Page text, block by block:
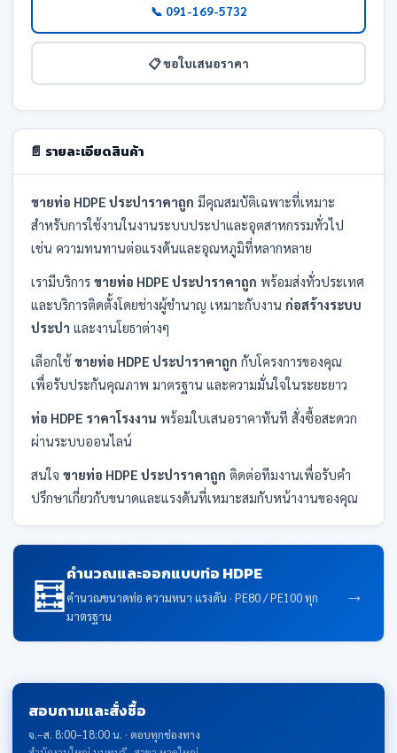
📞 091-169-5732
📋 ขอใบเสนอราคา
📄 รายละเอียดสินค้า
ขายท่อ HDPE ประปาราคาถูก มีคุณสมบัติเฉพาะที่เหมาะ
สำหรับการใช้งานในงานระบบประปาและอุตสาหกรรมทั่วไป
เช่น ความทนทานต่อแรงดันและอุณหภูมิที่หลากหลาย
เรามีบริการ ขายท่อ HDPE ประปาราคาถูก พร้อมส่งทั่วประเทศ
และบริการติดตั้งโดยช่างผู้ชำนาญ เหมาะกับงาน ก่อสร้างระบบ
ประปา และงานโยธาต่างๆ
เลือกใช้ ขายท่อ HDPE ประปาราคาถูก กับโครงการของคุณ
เพื่อรับประกันคุณภาพ มาตรฐาน และความมั่นใจในระยะยาว
ท่อ HDPE ราคาโรงงาน พร้อมใบเสนอราคาทันที สั่งซื้อสะดวก
ผ่านระบบออนไลน์
สนใจ ขายท่อ HDPE ประปาราคาถูก ติดต่อทีมงานเพื่อรับคำ
ปรึกษาเกี่ยวกับขนาดและแรงดันที่เหมาะสมกับหน้างานของคุณ
🧮คำนวณและออกแบบท่อ HDPE
คำนวณขนาดท่อ ความหนา แรงดัน · PE80 / PE100 ทุก
มาตรฐาน
→
สอบถามและสั่งซื้อ
จ.–ส. 8:00–18:00 น. · ตอบทุกช่องทาง